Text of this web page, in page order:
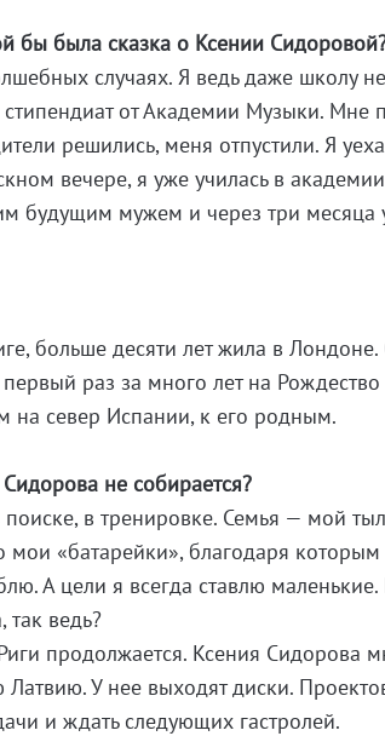
бы была сказка о Ксении
случаях. Я ведь даже школу не
от Академии Музыки. Мне
решились, меня отпустили. Я
вечере, я уже училась в
будущим мужем и через три месяца
больше десяти лет жила в Лондоне.
раз за много лет на
север Испании, к его родным.
не собирается?
в тренировке. Семья — мой
«батарейки», благодаря которым
А цели я всегда ставлю маленькие.
ведь?
продолжается. Ксения Сидорова
У нее выходят диски.
и ждать следующих гастролей.